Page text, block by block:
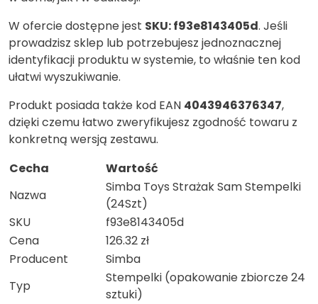
W ofercie dostępne jest SKU: f93e8143405d. Jeśli
prowadzisz sklep lub potrzebujesz jednoznacznej
identyfikacji produktu w systemie, to właśnie ten kod
ułatwi wyszukiwanie.
Produkt posiada także kod EAN 4043946376347,
dzięki czemu łatwo zweryfikujesz zgodność towaru z
konkretną wersją zestawu.
Cecha
Wartość
Nazwa
Simba Toys Strażak Sam Stempelki
(24Szt)
SKU
f93e8143405d
Cena
126.32 zł
Producent
Simba
Typ
Stempelki (opakowanie zbiorcze 24
sztuki)